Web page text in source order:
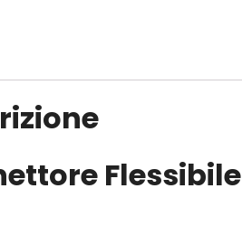
Flessibile